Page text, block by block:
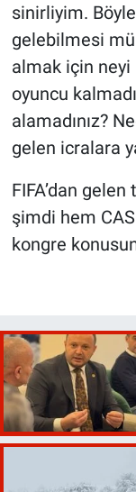
sinirliyim.
gelebilmesi
almak için
oyuncu
alamadınız?
gelen icralara
FIFA’dan
şimdi hem
kongre